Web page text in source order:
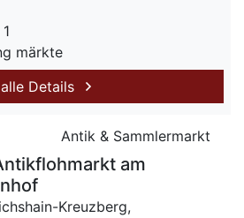
märkte
alle Details
Antik & Sammlermarkt
am
Kreuzberg,